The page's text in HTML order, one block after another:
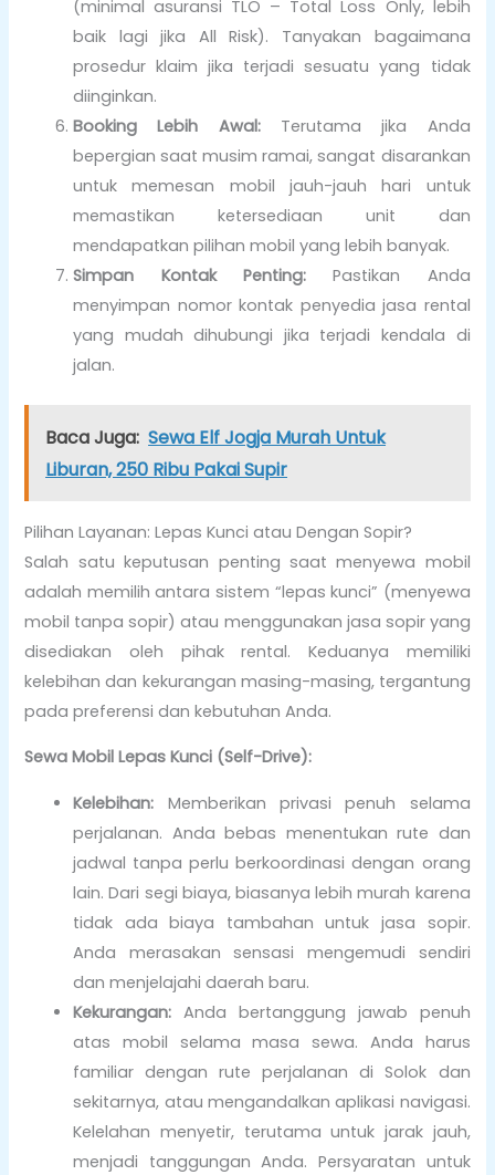
(minimal asuransi TLO – Total Loss Only, lebih
baik lagi jika All Risk). Tanyakan bagaimana
prosedur klaim jika terjadi sesuatu yang tidak
diinginkan.
Booking Lebih Awal:Terutama jika Anda
bepergian saat musim ramai, sangat disarankan
untuk memesan mobil jauh-jauh hari untuk
memastikan ketersediaan unit dan
mendapatkan pilihan mobil yang lebih banyak.
Simpan Kontak Penting:Pastikan Anda
menyimpan nomor kontak penyedia jasa rental
yang mudah dihubungi jika terjadi kendala di
jalan.
Baca Juga: Sewa Elf Jogja Murah Untuk
Liburan, 250 Ribu Pakai Supir
Pilihan Layanan: Lepas Kunci atau Dengan Sopir?
Salah satu keputusan penting saat menyewa mobil
adalah memilih antara sistem “lepas kunci” (menyewa
mobil tanpa sopir) atau menggunakan jasa sopir yang
disediakan oleh pihak rental. Keduanya memiliki
kelebihan dan kekurangan masing-masing, tergantung
pada preferensi dan kebutuhan Anda.
Sewa Mobil Lepas Kunci (Self-Drive):
Kelebihan: Memberikan privasi penuh selama
perjalanan. Anda bebas menentukan rute dan
jadwal tanpa perlu berkoordinasi dengan orang
lain. Dari segi biaya, biasanya lebih murah karena
tidak ada biaya tambahan untuk jasa sopir.
Anda merasakan sensasi mengemudi sendiri
dan menjelajahi daerah baru.
Kekurangan: Anda bertanggung jawab penuh
atas mobil selama masa sewa. Anda harus
familiar dengan rute perjalanan di Solok dan
sekitarnya, atau mengandalkan aplikasi navigasi.
Kelelahan menyetir, terutama untuk jarak jauh,
menjadi tanggungan Anda. Persyaratan untuk